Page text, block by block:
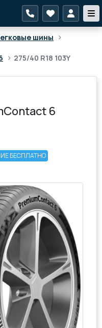
шины >
> 275/40 R18 103Y
6
БЕСПЛАТНО